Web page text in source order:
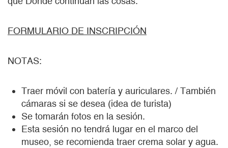
FORMULARIO DE INSCRIPCIÓN
NOTAS:
Traer móvil con batería y auriculares. / También
cámaras si se desea (idea de turista)
Se tomarán fotos en la sesión.
Esta sesión no tendrá lugar en el marco del
museo, se recomienda traer crema solar y agua.